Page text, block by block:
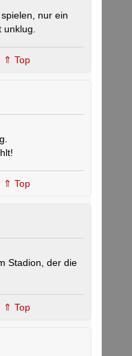
nur ein
⇑ Top
⇑ Top
Stadion, der die
⇑ Top